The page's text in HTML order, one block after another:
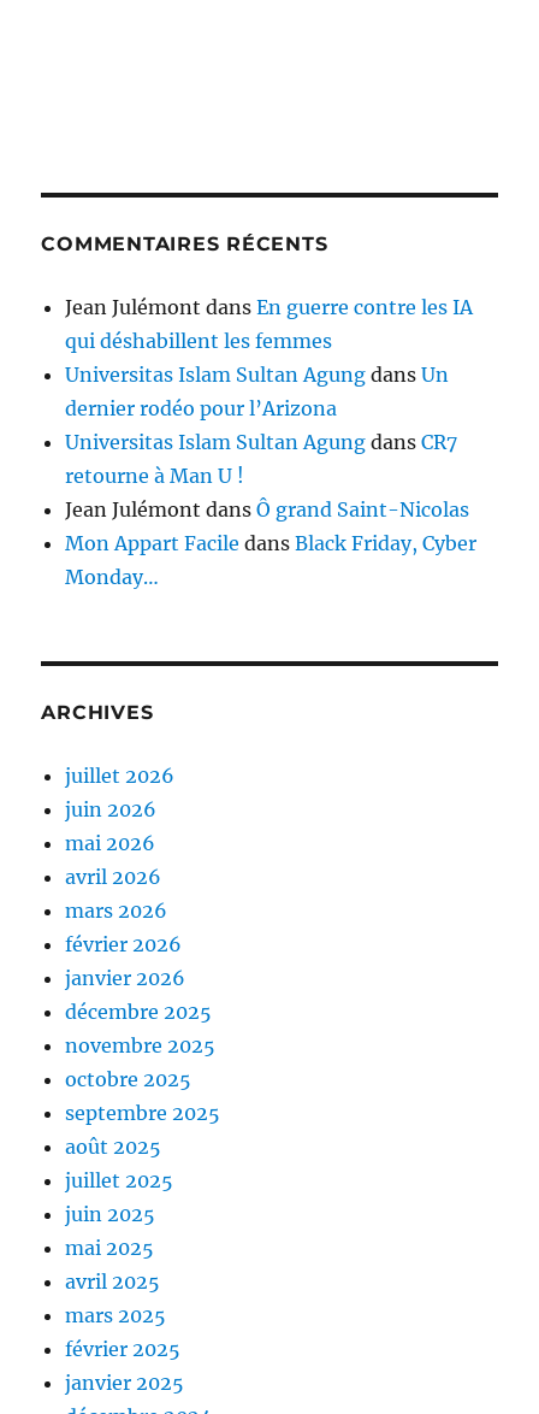
COMMENTAIRES RÉCENTS
Jean Julémont dansEn guerre contre les IA
qui déshabillent les femmes
Universitas Islam Sultan Agung dansUn
dernier rodéo pour l’Arizona
Universitas Islam Sultan Agung dansCR7
retourne à Man U !
Jean Julémont dansÔ grand Saint-Nicolas
Mon Appart Facile dansBlack Friday, Cyber
Monday…
ARCHIVES
juillet 2026
juin 2026
mai 2026
avril 2026
mars 2026
février 2026
janvier 2026
décembre 2025
novembre 2025
octobre 2025
septembre 2025
août 2025
juillet 2025
juin 2025
mai 2025
avril 2025
mars 2025
février 2025
janvier 2025